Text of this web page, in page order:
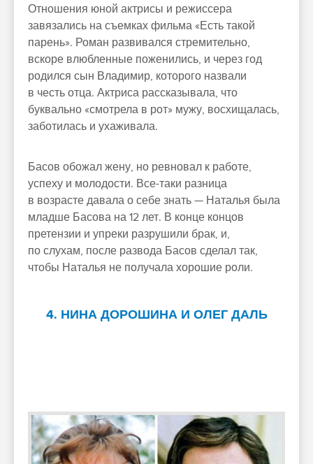
Отношения юной актрисы и режиссера
завязались на съемках фильма «Есть такой
парень». Роман развивался стремительно,
вскоре влюбленные поженились, и через год
родился сын Владимир, которого назвали
в честь отца. Актриса рассказывала, что
буквально «смотрела в рот» мужу, восхищалась,
заботилась и ухаживала.
Басов обожал жену, но ревновал к работе,
успеху и молодости. Все-таки разница
в возрасте давала о себе знать — Наталья была
младше Басова на 12 лет. В конце концов
претензии и упреки разрушили брак, и,
по слухам, после развода Басов сделал так,
чтобы Наталья не получала хорошие роли.
4. НИНА ДОРОШИНА И ОЛЕГ ДАЛЬ